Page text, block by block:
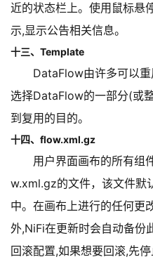
近的状态栏上。使用鼠标悬
示,显示公告相关信息。
十三、Template
DataFlow由许多可以
选择DataFlow的一部分(或
到复用的目的。
十四、flow.xml.gz
用户界面画布的所有组
w.xml.gz的文件，该文件默
中。在画布上进行的任何更
外,NiFi在更新时会自动备份
回滚配置,如果想要回滚,先